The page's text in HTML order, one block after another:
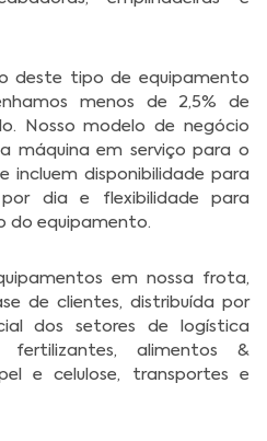
deste tipo de equipamento
menos de 2,5% de
Nosso modelo de negócio
máquina em serviço para o
incluem disponibilidade para
dia e flexibilidade para
do equipamento.
em nossa frota,
de clientes, distribuída por
dos setores de logística
fertilizantes, alimentos &
e celulose, transportes e